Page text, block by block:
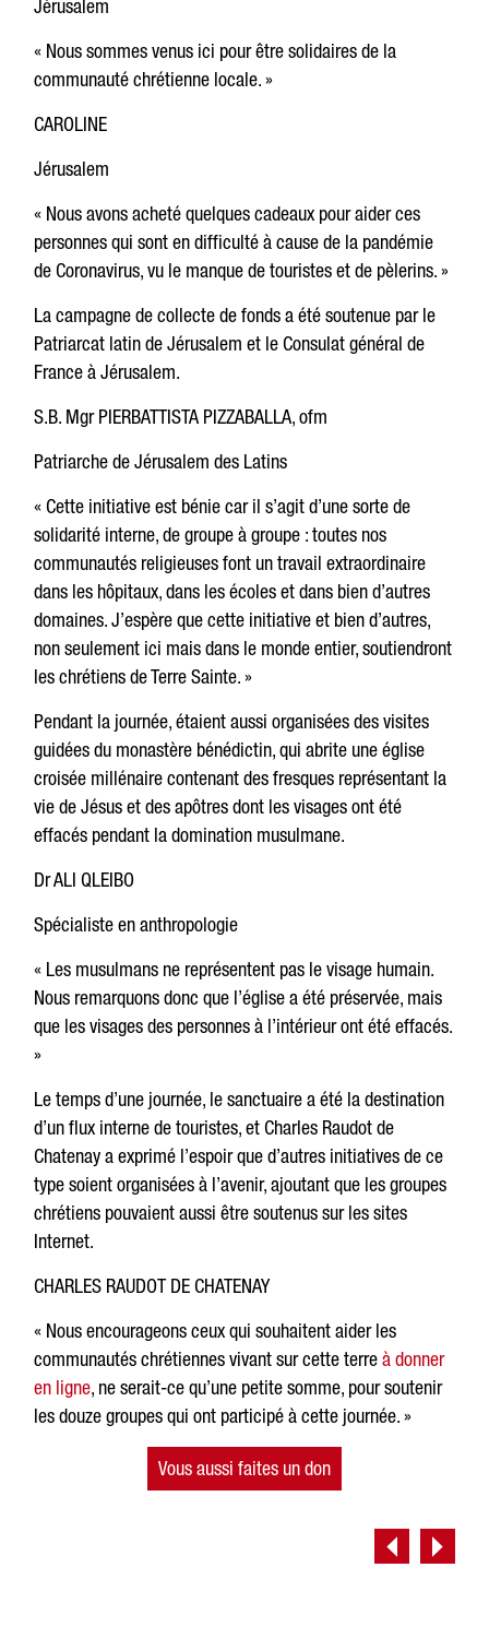
Jérusalem
« Nous sommes venus ici pour être solidaires de la
communauté chrétienne locale. »
CAROLINE
Jérusalem
« Nous avons acheté quelques cadeaux pour aider ces
personnes qui sont en difficulté à cause de la pandémie
de Coronavirus, vu le manque de touristes et de pèlerins. »
La campagne de collecte de fonds a été soutenue par le
Patriarcat latin de Jérusalem et le Consulat général de
France à Jérusalem.
S.B. Mgr PIERBATTISTA PIZZABALLA, ofm
Patriarche de Jérusalem des Latins
« Cette initiative est bénie car il s’agit d’une sorte de
solidarité interne, de groupe à groupe : toutes nos
communautés religieuses font un travail extraordinaire
dans les hôpitaux, dans les écoles et dans bien d’autres
domaines. J’espère que cette initiative et bien d’autres,
non seulement ici mais dans le monde entier, soutiendront
les chrétiens de Terre Sainte. »
Pendant la journée, étaient aussi organisées des visites
guidées du monastère bénédictin, qui abrite une église
croisée millénaire contenant des fresques représentant la
vie de Jésus et des apôtres dont les visages ont été
effacés pendant la domination musulmane.
Dr ALI QLEIBO
Spécialiste en anthropologie
« Les musulmans ne représentent pas le visage humain.
Nous remarquons donc que l’église a été préservée, mais
que les visages des personnes à l’intérieur ont été effacés.
»
Le temps d’une journée, le sanctuaire a été la destination
d’un flux interne de touristes, et Charles Raudot de
Chatenay a exprimé l’espoir que d’autres initiatives de ce
type soient organisées à l’avenir, ajoutant que les groupes
chrétiens pouvaient aussi être soutenus sur les sites
Internet.
CHARLES RAUDOT DE CHATENAY
« Nous encourageons ceux qui souhaitent aider les
communautés chrétiennes vivant sur cette terreà donner
en ligne, ne serait-ce qu’une petite somme, pour soutenir
les douze groupes qui ont participé à cette journée. »
Vous aussi faites un don